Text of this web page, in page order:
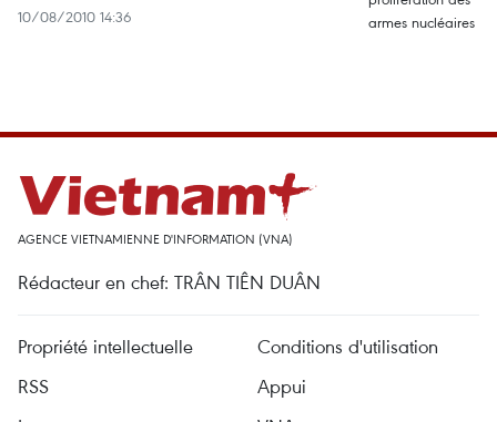
10/08/2010 14:36
AGENCE VIETNAMIENNE D'INFORMATION (VNA)
Rédacteur en chef: TRÂN TIÊN DUÂN
Propriété intellectuelle
Conditions d'utilisation
RSS
Appui